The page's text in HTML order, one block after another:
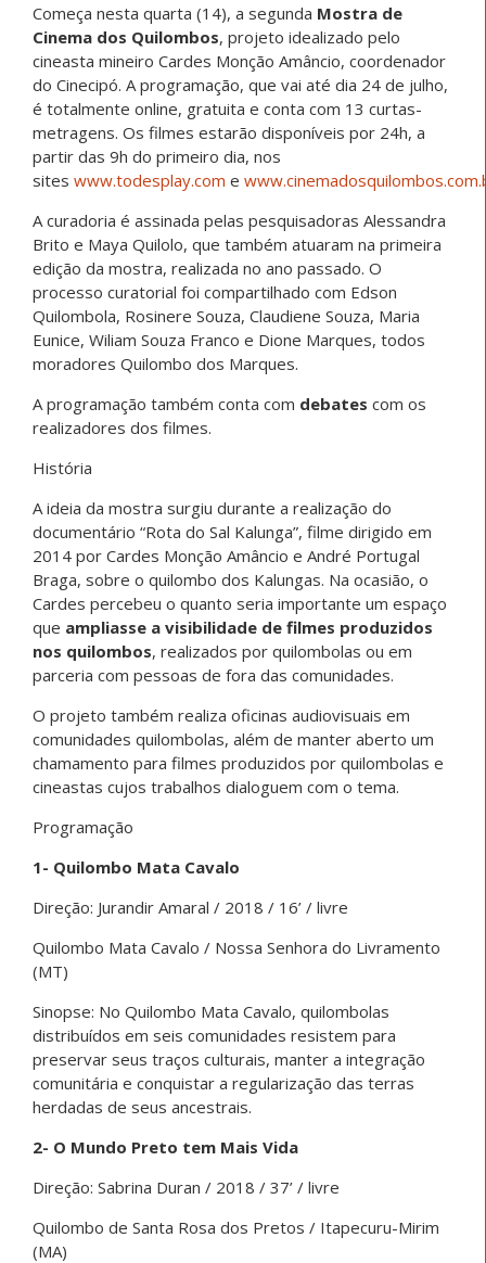
Começa nesta quarta (14), a segunda Mostra de
Cinema dos Quilombos, projeto idealizado pelo
cineasta mineiro Cardes Monção Amâncio, coordenador
do Cinecipó. A programação, que vai até dia 24 de julho,
é totalmente online, gratuita e conta com 13 curtas-
metragens. Os filmes estarão disponíveis por 24h, a
partir das 9h do primeiro dia, nos
sites www.todesplay.com e
A curadoria é assinada pelas pesquisadoras Alessandra
Brito e Maya Quilolo, que também atuaram na primeira
edição da mostra, realizada no ano passado. O
processo curatorial foi compartilhado com Edson
Quilombola, Rosinere Souza, Claudiene Souza, Maria
Eunice, Wiliam Souza Franco e Dione Marques, todos
moradores Quilombo dos Marques.
A programação também conta com debates com os
realizadores dos filmes.
História
A ideia da mostra surgiu durante a realização do
documentário “Rota do Sal Kalunga”, filme dirigido em
2014 por Cardes Monção Amâncio e André Portugal
Braga, sobre o quilombo dos Kalungas. Na ocasião, o
Cardes percebeu o quanto seria importante um espaço
que ampliasse a visibilidade de filmes produzidos
nos quilombos, realizados por quilombolas ou em
parceria com pessoas de fora das comunidades.
O projeto também realiza oficinas audiovisuais em
comunidades quilombolas, além de manter aberto um
chamamento para filmes produzidos por quilombolas e
cineastas cujos trabalhos dialoguem com o tema.
Programação
1- Quilombo Mata Cavalo
Direção: Jurandir Amaral / 2018 / 16’ / livre
Quilombo Mata Cavalo / Nossa Senhora do Livramento
(MT)
Sinopse: No Quilombo Mata Cavalo, quilombolas
distribuídos em seis comunidades resistem para
preservar seus traços culturais, manter a integração
comunitária e conquistar a regularização das terras
herdadas de seus ancestrais.
2- O Mundo Preto tem Mais Vida
Direção: Sabrina Duran / 2018 / 37’ / livre
Quilombo de Santa Rosa dos Pretos / Itapecuru-Mirim
(MA)